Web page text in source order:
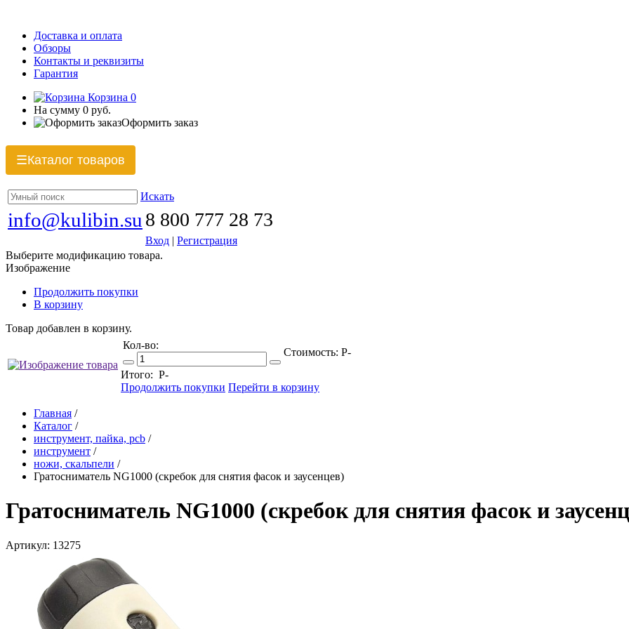
Доставка и оплата
Обзоры
Контакты и реквизиты
Гарантия
Корзина 0
На сумму 0 руб.
Оформить заказ
☰Каталог товаров
Искать
info@kulibin.su 8 800 777 28 73
Вход | Регистрация
Выберите модификацию товара.
Изображение
Продолжить покупки
В корзину
Товар добавлен в корзину.
Кол-во:
Стоимость: Р-
Итого: Р-
Продолжить покупки Перейти в корзину
Главная /
Каталог /
инструмент, пайка, pcb /
инструмент /
ножи, скальпели /
Гратосниматель NG1000 (скребок для снятия фасок и заусенцев)
Гратосниматель NG1000 (скребок для снятия фасок и
Артикул: 13275